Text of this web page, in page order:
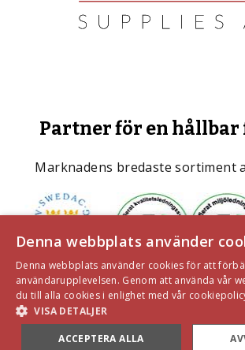
Partner för en
Marknadens bredaste sortiment
Denna webbplats använder
Denna webbplats använder cookies för att
användarupplevelsen. Genom att använda vår
du till alla cookies i enlighet med vår
VISA DETALJER
ACCEPTERA ALLA